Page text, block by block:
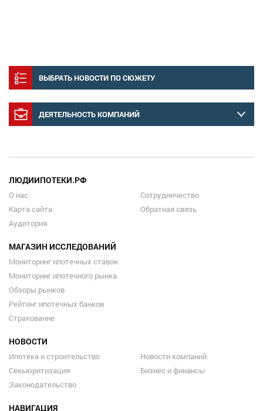
ВЫБРАТЬ НОВОСТИ ПО СЮЖЕТУ
ДЕЯТЕЛЬНОСТЬ КОМПАНИЙ
ЛЮДИИПОТЕКИ.РФ
О нас
Карта сайта
Аудитория
Сотрудничество
Обратная связь
МАГАЗИН ИССЛЕДОВАНИЙ
Мониторинг ипотечных ставок
Мониторинг ипотечного рынка
Обзоры рынков
Рейтинг ипотечных банков
Страхование
НОВОСТИ
Ипотека и строительство
Секьюритизация
Законодательство
Новости компаний
Бизнес и финансы
НАВИГАЦИЯ